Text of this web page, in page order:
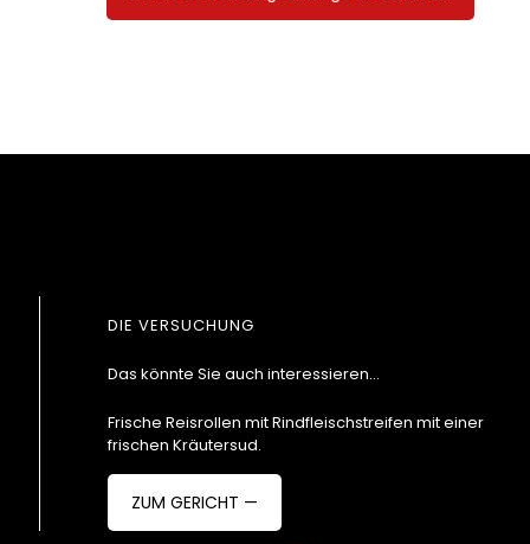
DIE VERSUCHUNG
Das könnte Sie auch interessieren...
Frische Reisrollen mit Rindfleischstreifen mit einer
frischen Kräutersud.
ZUM GERICHT —